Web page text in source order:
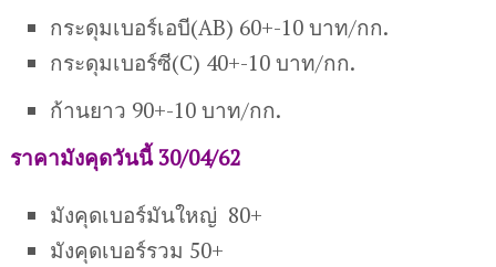
กระดุมเบอร์เอบี(AB) 60+-10 บาท/กก.
กระดุมเบอร์ซี(C) 40+-10 บาท/กก.
ก้านยาว 90+-10 บาท/กก.
ราคามังคุดวันนี้ 30/04/62
มังคุดเบอร์มันใหญ่ 80+
มังคุดเบอร์รวม 50+